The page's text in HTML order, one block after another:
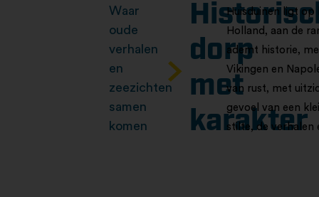
Waar
oude
verhalen
en
zeezichten
samen
komen
dorp
met
karakter
Huisduinen ligt
Holland, aan de
ademt historie,
Vikingen en
van rust, met
gevoel van een
stilte, de verhalen